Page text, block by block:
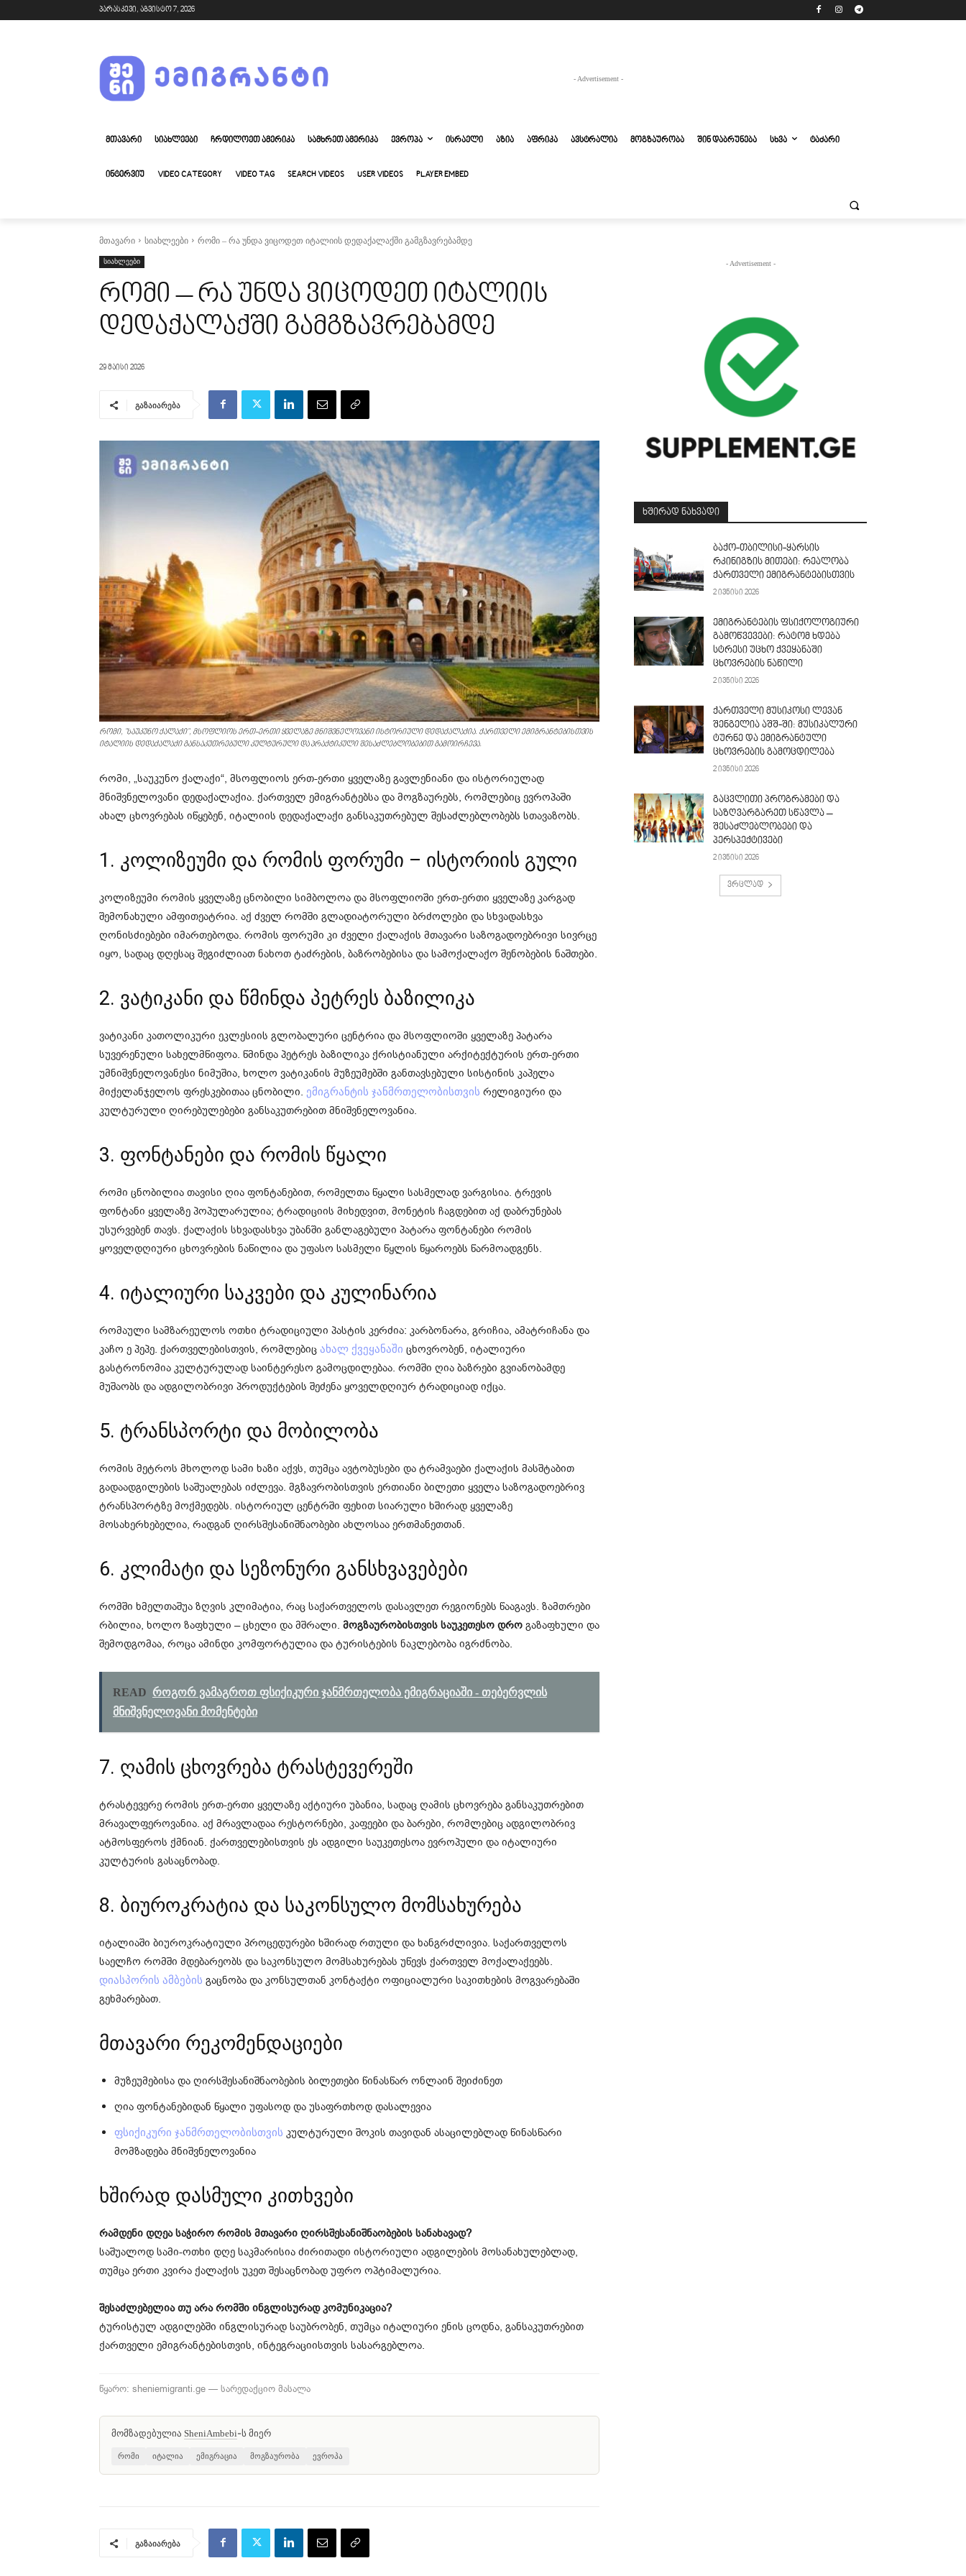
პარასკევი, აგვისტო 7, 2026
- Advertisement -
ᲛᲗᲐᲕᲐᲠᲘ ᲡᲘᲐᲮᲚᲔᲔᲑᲘ ᲩᲠᲓᲘᲚᲝᲔᲗ ᲐᲛᲔᲠᲘᲙᲐ ᲡᲐᲛᲮᲠᲔᲗ ᲐᲛᲔᲠᲘᲙᲐ ᲔᲕᲠᲝᲞᲐ ᲘᲡᲠᲐᲔᲚᲘ ᲐᲖᲘᲐ ᲐᲤᲠᲘᲙᲐ ᲐᲕᲡᲢᲠᲐᲚᲘᲐ ᲛᲝᲒᲖᲐᲣᲠᲝᲑᲐ ᲨᲘᲜ ᲓᲐᲑᲠᲣᲜᲔᲑᲐ ᲡᲮᲕᲐ ᲢᲐᲫᲐᲠᲘ
ᲘᲜᲢᲔᲠᲕᲘᲣ VIDEO CATEGORY VIDEO TAG SEARCH VIDEOS USER VIDEOS PLAYER EMBED
მთავარი სიახლეები რომი – რა უნდა ვიცოდეთ იტალიის დედაქალაქში გამგზავრებამდე
სიახლეები
რომი – რა უნდა ვიცოდეთ იტალიის
დედაქალაქში გამგზავრებამდე
29 მაისი 2026
გაზაიარება
რომი, "საუკუნო ქალაქი", მსოფლიოს ერთ-ერთი ყველაზე მნიშვნელოვანი ისტორიული დედაქალაქია. ქართველი ემიგრანტებისთვის
იტალიის დედაქალაქი განსაკუთრებული კულტურული და პრაქტიკული შესაძლებლობებით გამოირჩევა.
რომი, „საუკუნო ქალაქი“, მსოფლიოს ერთ-ერთი ყველაზე გავლენიანი და ისტორიულად
მნიშვნელოვანი დედაქალაქია. ქართველ ემიგრანტებსა და მოგზაურებს, რომლებიც ევროპაში
ახალ ცხოვრებას იწყებენ, იტალიის დედაქალაქი განსაკუთრებულ შესაძლებლობებს სთავაზობს.
1. კოლიზეუმი და რომის ფორუმი – ისტორიის გული
კოლიზეუმი რომის ყველაზე ცნობილი სიმბოლოა და მსოფლიოში ერთ-ერთი ყველაზე კარგად
შემონახული ამფითეატრია. აქ ძველ რომში გლადიატორული ბრძოლები და სხვადასხვა
ღონისძიებები იმართებოდა. რომის ფორუმი კი ძველი ქალაქის მთავარი საზოგადოებრივი სივრცე
იყო, სადაც დღესაც შეგიძლიათ ნახოთ ტაძრების, ბაზრობებისა და სამოქალაქო შენობების ნაშთები.
2. ვატიკანი და წმინდა პეტრეს ბაზილიკა
ვატიკანი კათოლიკური ეკლესიის გლობალური ცენტრია და მსოფლიოში ყველაზე პატარა
სუვერენული სახელმწიფოა. წმინდა პეტრეს ბაზილიკა ქრისტიანული არქიტექტურის ერთ-ერთი
უმნიშვნელოვანესი ნიმუშია, ხოლო ვატიკანის მუზეუმებში განთავსებული სისტინის კაპელა
მიქელანჯელოს ფრესკებითაა ცნობილი. ემიგრანტის ჯანმრთელობისთვის რელიგიური და
კულტურული ღირებულებები განსაკუთრებით მნიშვნელოვანია.
3. ფონტანები და რომის წყალი
რომი ცნობილია თავისი ღია ფონტანებით, რომელთა წყალი სასმელად ვარგისია. ტრევის
ფონტანი ყველაზე პოპულარულია; ტრადიციის მიხედვით, მონეტის ჩაგდებით აქ დაბრუნებას
უსურვებენ თავს. ქალაქის სხვადასხვა უბანში განლაგებული პატარა ფონტანები რომის
ყოველდღიური ცხოვრების ნაწილია და უფასო სასმელი წყლის წყაროებს წარმოადგენს.
4. იტალიური საკვები და კულინარია
რომაული სამზარეულოს ოთხი ტრადიციული პასტის კერძია: კარბონარა, გრიჩია, ამატრიჩანა და
კაჩო ე პეპე. ქართველებისთვის, რომლებიც ახალ ქვეყანაში ცხოვრობენ, იტალიური
გასტრონომია კულტურულად საინტერესო გამოცდილებაა. რომში ღია ბაზრები გვიანობამდე
მუშაობს და ადგილობრივი პროდუქტების შეძენა ყოველდღიურ ტრადიციად იქცა.
5. ტრანსპორტი და მობილობა
რომის მეტროს მხოლოდ სამი ხაზი აქვს, თუმცა ავტობუსები და ტრამვაები ქალაქის მასშტაბით
გადაადგილების საშუალებას იძლევა. მგზავრობისთვის ერთიანი ბილეთი ყველა საზოგადოებრივ
ტრანსპორტზე მოქმედებს. ისტორიულ ცენტრში ფეხით სიარული ხშირად ყველაზე
მოსახერხებელია, რადგან ღირსშესანიშნაობები ახლოსაა ერთმანეთთან.
6. კლიმატი და სეზონური განსხვავებები
რომში ხმელთაშუა ზღვის კლიმატია, რაც საქართველოს დასავლეთ რეგიონებს წააგავს. ზამთრები
რბილია, ხოლო ზაფხული – ცხელი და მშრალი. მოგზაურობისთვის საუკეთესო დრო გაზაფხული და
შემოდგომაა, როცა ამინდი კომფორტულია და ტურისტების ნაკლებობა იგრძნობა.
READ როგორ ვამაგროთ ფსიქიკური ჯანმრთელობა ემიგრაციაში - თებერვლის
მნიშვნელოვანი მომენტები
7. ღამის ცხოვრება ტრასტევერეში
ტრასტევერე რომის ერთ-ერთი ყველაზე აქტიური უბანია, სადაც ღამის ცხოვრება განსაკუთრებით
მრავალფეროვანია. აქ მრავლადაა რესტორნები, კაფეები და ბარები, რომლებიც ადგილობრივ
ატმოსფეროს ქმნიან. ქართველებისთვის ეს ადგილი საუკეთესოა ევროპული და იტალიური
კულტურის გასაცნობად.
8. ბიუროკრატია და საკონსულო მომსახურება
იტალიაში ბიუროკრატიული პროცედურები ხშირად რთული და ხანგრძლივია. საქართველოს
საელჩო რომში მდებარეობს და საკონსულო მომსახურებას უწევს ქართველ მოქალაქეებს.
დიასპორის ამბების გაცნობა და კონსულთან კონტაქტი ოფიციალური საკითხების მოგვარებაში
გეხმარებათ.
მთავარი რეკომენდაციები
მუზეუმებისა და ღირსშესანიშნაობების ბილეთები წინასწარ ონლაინ შეიძინეთ
ღია ფონტანებიდან წყალი უფასოდ და უსაფრთხოდ დასალევია
ფსიქიკური ჯანმრთელობისთვის კულტურული შოკის თავიდან ასაცილებლად წინასწარი
მომზადება მნიშვნელოვანია
ხშირად დასმული კითხვები
რამდენი დღეა საჭირო რომის მთავარი ღირსშესანიშნაობების სანახავად?
საშუალოდ სამი-ოთხი დღე საკმარისია ძირითადი ისტორიული ადგილების მოსანახულებლად,
თუმცა ერთი კვირა ქალაქის უკეთ შესაცნობად უფრო ოპტიმალურია.
შესაძლებელია თუ არა რომში ინგლისურად კომუნიკაცია?
ტურისტულ ადგილებში ინგლისურად საუბრობენ, თუმცა იტალიური ენის ცოდნა, განსაკუთრებით
ქართველი ემიგრანტებისთვის, ინტეგრაციისთვის სასარგებლოა.
წყარო: sheniemigranti.ge — სარედაქციო მასალა
მომზადებულია SheniAmbebi-ს მიერ
რომი იტალია ემიგრაცია მოგზაურობა ევროპა
გაზაიარება
- Advertisement -
ᲮᲨᲘᲠᲐᲓ ᲜᲐᲮᲕᲐᲓᲘ
ბაქო-თბილისი-ყარსის
რკინიგზის მითები: რეალობა
ქართველი ემიგრანტებისთვის
2 ივნისი 2026
ემიგრანტების ფსიქოლოგიური
გამოწვევები: რატომ ხდება
სტრესი უცხო ქვეყანაში
ცხოვრების ნაწილი
2 ივნისი 2026
ქართველი მუსიკოსი ლევან
შენგელია აშშ-ში: მუსიკალური
ტურნე და ემიგრანტული
ცხოვრების გამოცდილება
2 ივნისი 2026
გაცვლითი პროგრამები და
საზღვარგარეთ სწავლა –
შესაძლებლობები და
პერსპექტივები
2 ივნისი 2026
ვრცლად